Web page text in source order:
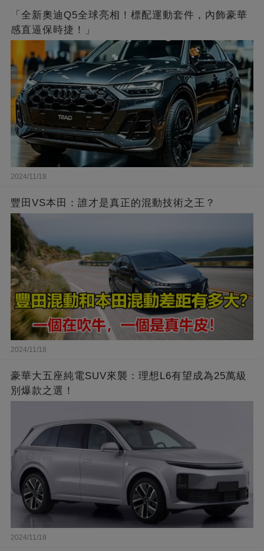
「全新奧迪Q5全球亮相！標配運動套件，內飾豪華
感直逼保時捷！」
2024/11/18
豐田VS本田：誰才是真正的混動技術之王？
2024/11/18
豪華大五座純電SUV來襲：理想L6有望成為25萬級
別爆款之選！
2024/11/18